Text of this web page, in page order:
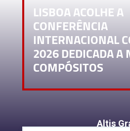
LISBOA ACOLHE A
CONFERÊNCIA
INTERNACIONAL
2026 DEDICADA A
COMPÓSITOS
Altis